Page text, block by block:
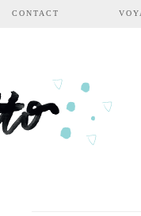
CONTACT